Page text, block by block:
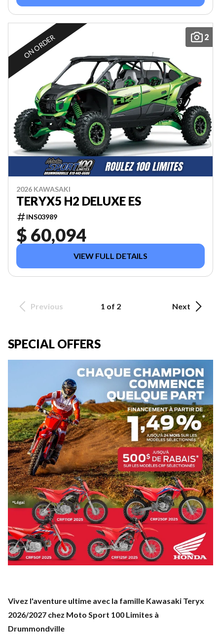
2
ON ORDER
2026 KAWASAKI
TERYX5 H2 DELUXE ES
INS03989
$ 60,094
VIEW FULL DETAILS
Previous 1 of 2 Next
SPECIAL OFFERS
Vivez l'aventure ultime avec la famille Kawasaki Teryx
2026/2027 chez Moto Sport 100 Limites à
Drummondville